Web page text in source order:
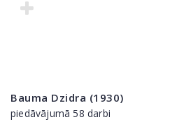
Bauma Dzidra (1930)
piedāvājumā 58 darbi